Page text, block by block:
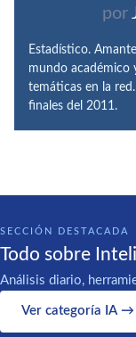
por
Estadístico.
mundo académico
temáticas en la
finales del 2011.
SECCIÓN DESTACADA
Todo sobre
Análisis diario,
Ver categoría IA →